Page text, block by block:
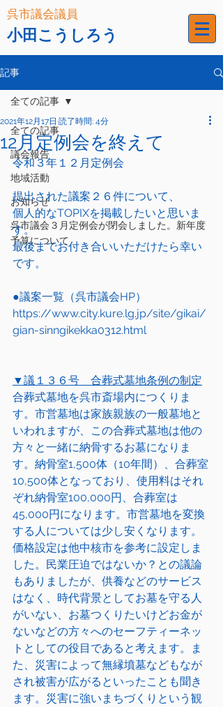
呉市議会議員
小田こうしろう
記事
全ての記事
議会報告
地域活動
お知らせ
呉市議会３月定例会が閉会しました。新年度
予算について
全ての記事
12月定例会を終えて
2021年12月17日 読了時間: 4分
令和３年１２月定例会
提出された議案２６件について、
個人的なTOPIXを掲載したいと思いま
す。
最後までお付き合いいただけたら幸い
です。
●議案一覧（呉市議会HP）
https://www.city.kure.lg.jp/site/gikai/
gian-sinngikekka0312.html
▼議１３６号　合葬式墓地条例の制定
合葬式墓地を呉市斎場内につくりま
す。市営墓地は家族親族の一般墓地と
いわれますが、この合葬式墓地は他の
方々と一緒に納骨するお墓になりま
す。納骨室1,500体（10年間）、合葬室
10,500体となっており、使用料はそれ
ぞれ納骨室100,000円、合葬室は
45,000円になります。市営墓地を変換
する人については少し安くなります。
価格設定は他中核市を参考に設定しま
した。民業圧迫ではないか？との議論
もありましたが、供養などのサービス
はなく、時代背景としてお墓を守る人
がいない、お墓つくりたいけどお金が
ないなどの方々へのセーフティーネッ
トとしての役目であると考えます。ま
た、災害によって無縁墳墓などもなが
され被害が広がるといったことも聞き
ます。災害に強いまちづくりという観